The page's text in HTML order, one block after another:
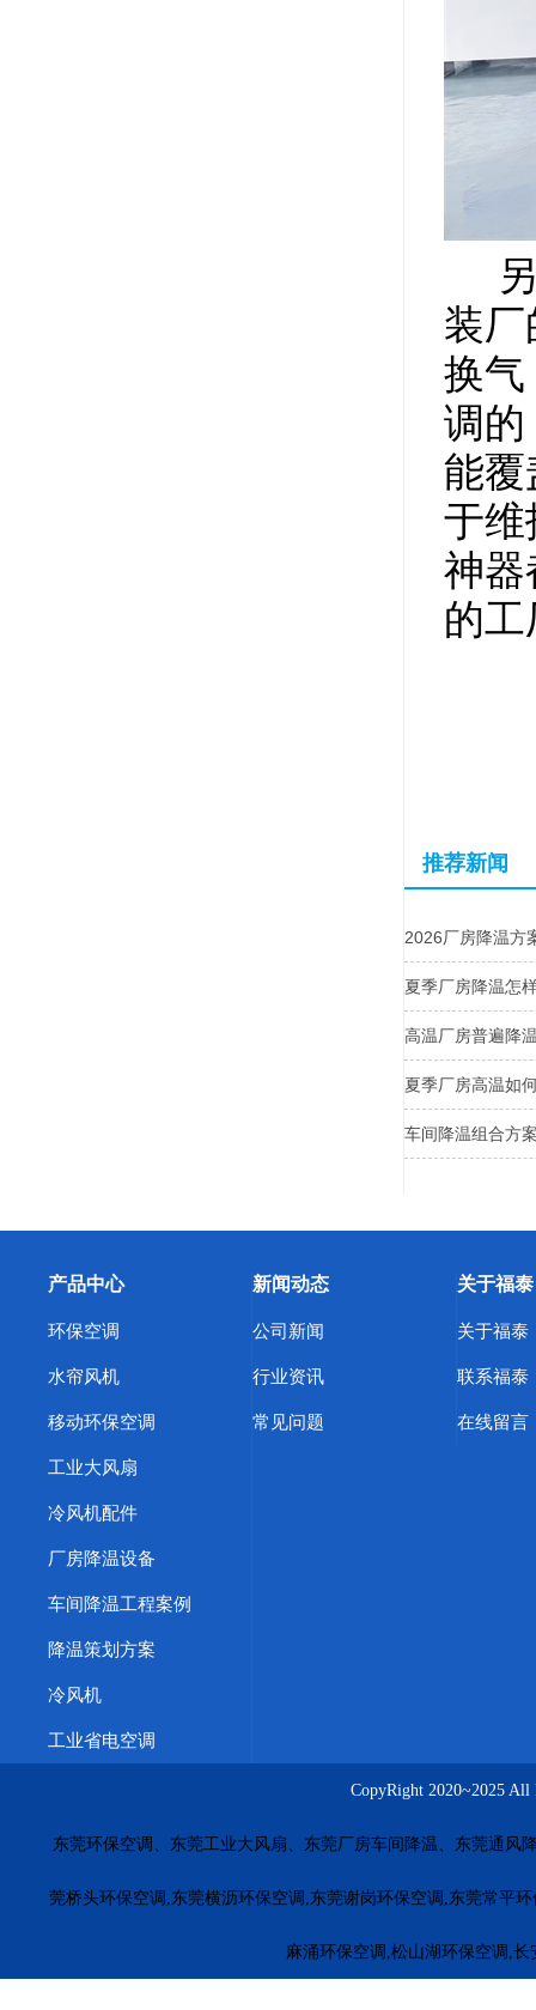
另
装
换气
调的
能覆
于维
神器
的
推荐新闻
2026厂房降温方
夏季厂房降温怎
高温厂房普遍降
夏季厂房高温如
车间降温组合方
产品中心
环保空调
水帘风机
移动环保空调
工业大风扇
冷风机配件
厂房降温设备
车间降温工程案例
降温策划方案
冷风机
工业省电空调
新闻动态
公司新闻
行业资讯
常见问题
关于福泰
关于福泰
联系福泰
在线留言
CopyRight 2020~2025
东莞环保空调、东莞工业大风扇、东莞厂房车间降温、东莞通
莞桥头环保空调,东莞横沥环保空调,东莞谢岗环保空调,东莞常平
麻涌环保空调,松山湖环保空调,